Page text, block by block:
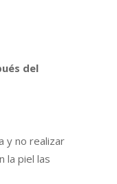
del
y no realizar
la piel las